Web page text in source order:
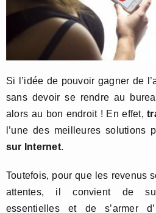
Si l’idée de pouvoir gagner de
sans devoir se rendre au
alors au bon endroit ! En effet,
l’une des meilleures solutions
sur Internet.
Toutefois, pour que les revenus
attentes, il convient de
essentielles et de s’armer